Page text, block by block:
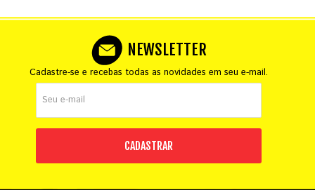
NEWSLETTER
Cadastre-se e recebas todas as novidades em seu e-mail.
CADASTRAR